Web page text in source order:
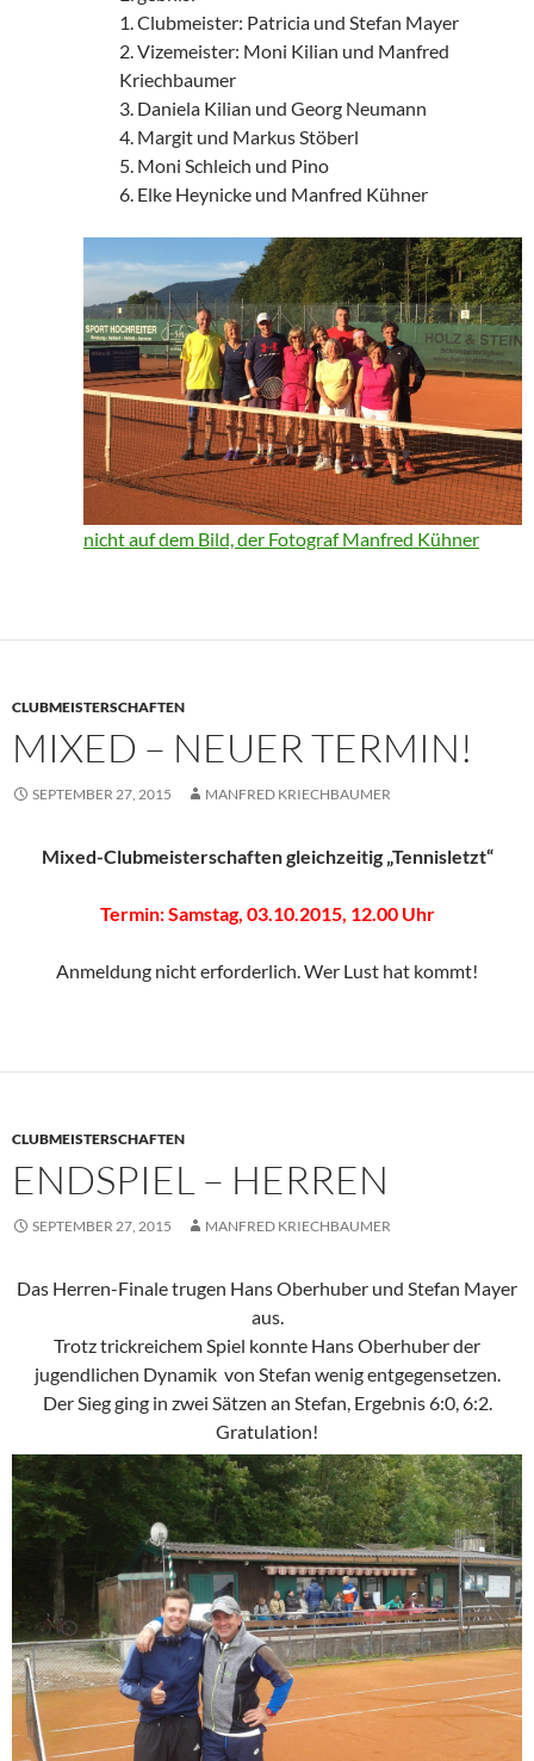
1. Clubmeister: Patricia und Stefan Mayer
2. Vizemeister: Moni Kilian und Manfred
Kriechbaumer
3. Daniela Kilian und Georg Neumann
4. Margit und Markus Stöberl
5. Moni Schleich und Pino
6. Elke Heynicke und Manfred Kühner
nicht auf dem Bild, der Fotograf Manfred Kühner
CLUBMEISTERSCHAFTEN
MIXED – NEUER TERMIN!
SEPTEMBER 27, 2015 MANFRED KRIECHBAUMER
Mixed-Clubmeisterschaften gleichzeitig „Tennisletzt“
Termin: Samstag, 03.10.2015, 12.00 Uhr
Anmeldung nicht erforderlich. Wer Lust hat kommt!
CLUBMEISTERSCHAFTEN
ENDSPIEL – HERREN
SEPTEMBER 27, 2015 MANFRED KRIECHBAUMER
Das Herren-Finale trugen Hans Oberhuber und Stefan Mayer
aus.
Trotz trickreichem Spiel konnte Hans Oberhuber der
jugendlichen Dynamik von Stefan wenig entgegensetzen.
Der Sieg ging in zwei Sätzen an Stefan, Ergebnis 6:0, 6:2.
Gratulation!